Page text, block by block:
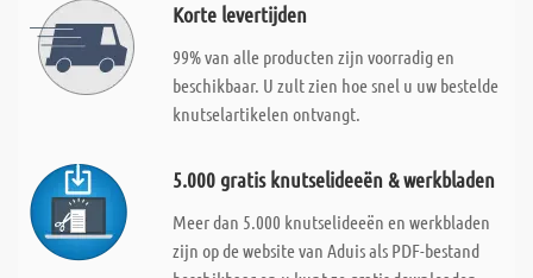
Korte levertijden
99% van alle producten zijn voorradig en
beschikbaar. U zult zien hoe snel u uw bestelde
knutselartikelen ontvangt.
5.000 gratis knutselideeën & werkbladen
Meer dan 5.000 knutselideeën en werkbladen
zijn op de website van Aduis als PDF-bestand